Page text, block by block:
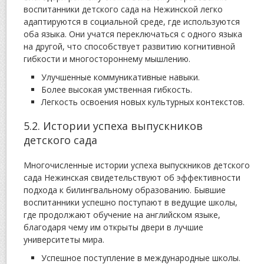
воспитанники детского сада на Нежинской легко
адаптируются в социальной среде, где используются
оба языка. Они учатся переключаться с одного языка
на другой, что способствует развитию когнитивной
гибкости и многостороннему мышлению.
Улучшенные коммуникативные навыки.
Более высокая умственная гибкость.
Легкость освоения новых культурных контекстов.
5.2. Истории успеха выпускников
детского сада
Многочисленные истории успеха выпускников детского
сада Нежинская свидетельствуют об эффективности
подхода к билингвальному образованию. Бывшие
воспитанники успешно поступают в ведущие школы,
где продолжают обучение на английском языке,
благодаря чему им открыты двери в лучшие
университеты мира.
Успешное поступление в международные школы.